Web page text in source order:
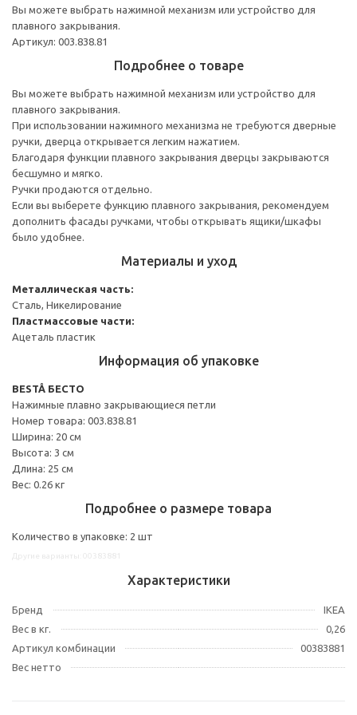
Вы можете выбрать нажимной механизм или устройство для
плавного закрывания.
Артикул: 003.838.81
Подробнее о товаре
Вы можете выбрать нажимной механизм или устройство для
плавного закрывания.
При использовании нажимного механизма не требуются дверные
ручки, дверца открывается легким нажатием.
Благодаря функции плавного закрывания дверцы закрываются
бесшумно и мягко.
Ручки продаются отдельно.
Если вы выберете функцию плавного закрывания, рекомендуем
дополнить фасады ручками, чтобы открывать ящики/шкафы
было удобнее.
Материалы и уход
Металлическая часть:
Сталь, Никелирование
Пластмассовые части:
Ацеталь пластик
Информация об упаковке
BESTÅ БЕСТО
Нажимные плавно закрывающиеся петли
Номер товара: 003.838.81
Ширина: 20 см
Высота: 3 см
Длина: 25 см
Вес: 0.26 кг
Подробнее о размере товара
Количество в упаковке: 2 шт
Характеристики
Бренд
IKEA
Вес в кг.
0,26
Артикул комбинации
00383881
Вес нетто